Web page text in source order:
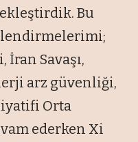
Bu
Savaşı,
arz güvenliği,
Orta
ederken Xi